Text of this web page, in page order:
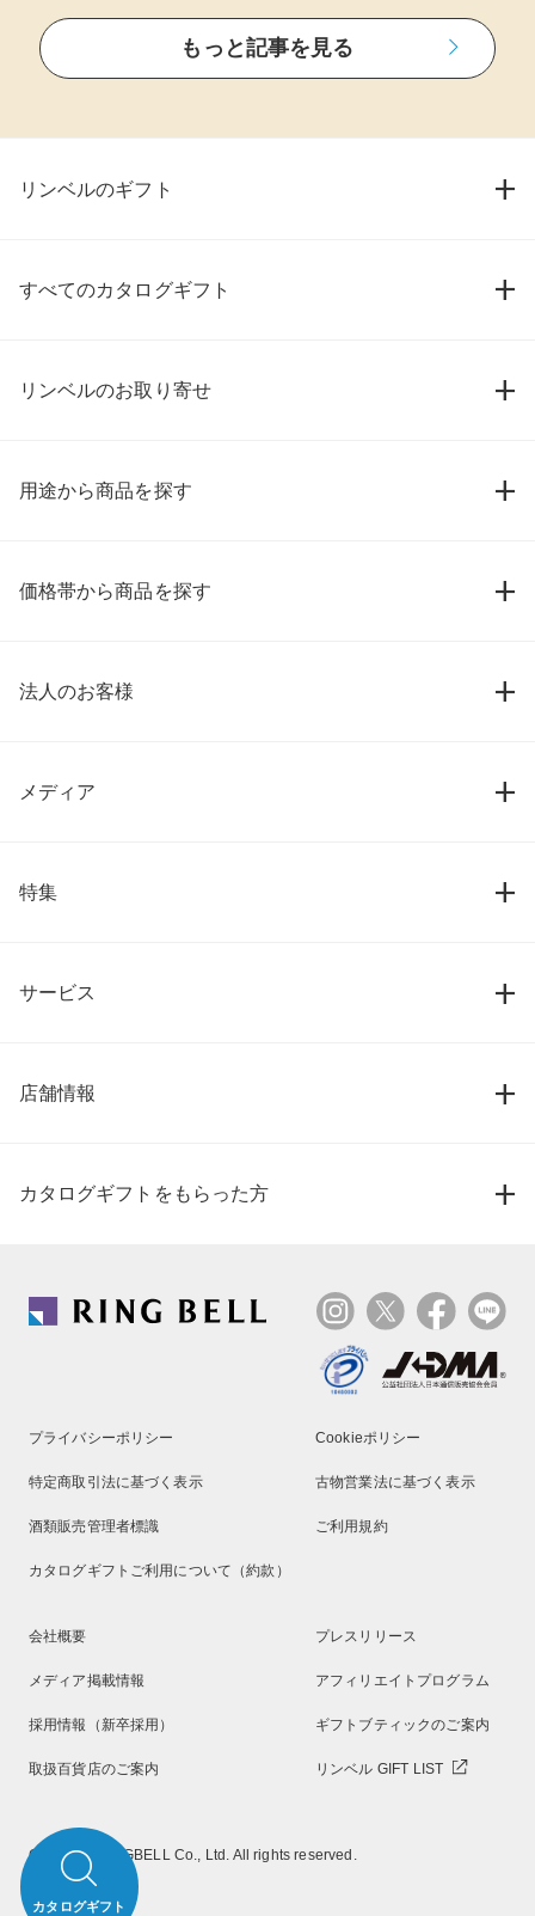
もっと記事を見る
リンベルのギフト
すべてのカタログギフト
リンベルのお取り寄せ
用途から商品を探す
価格帯から商品を探す
法人のお客様
メディア
特集
サービス
店舗情報
カタログギフトをもらった方
プライバシーポリシー Cookieポリシー
特定商取引法に基づく表示 古物営業法に基づく表示
酒類販売管理者標識 ご利用規約
カタログギフトご利用について（約款）
会社概要 プレスリリース
メディア掲載情報 アフィリエイトプログラム
採用情報（新卒採用） ギフトブティックのご案内
取扱百貨店のご案内 リンベル GIFT LIST
Copyright RINGBELL Co., Ltd. All rights reserved.
カタログギフト